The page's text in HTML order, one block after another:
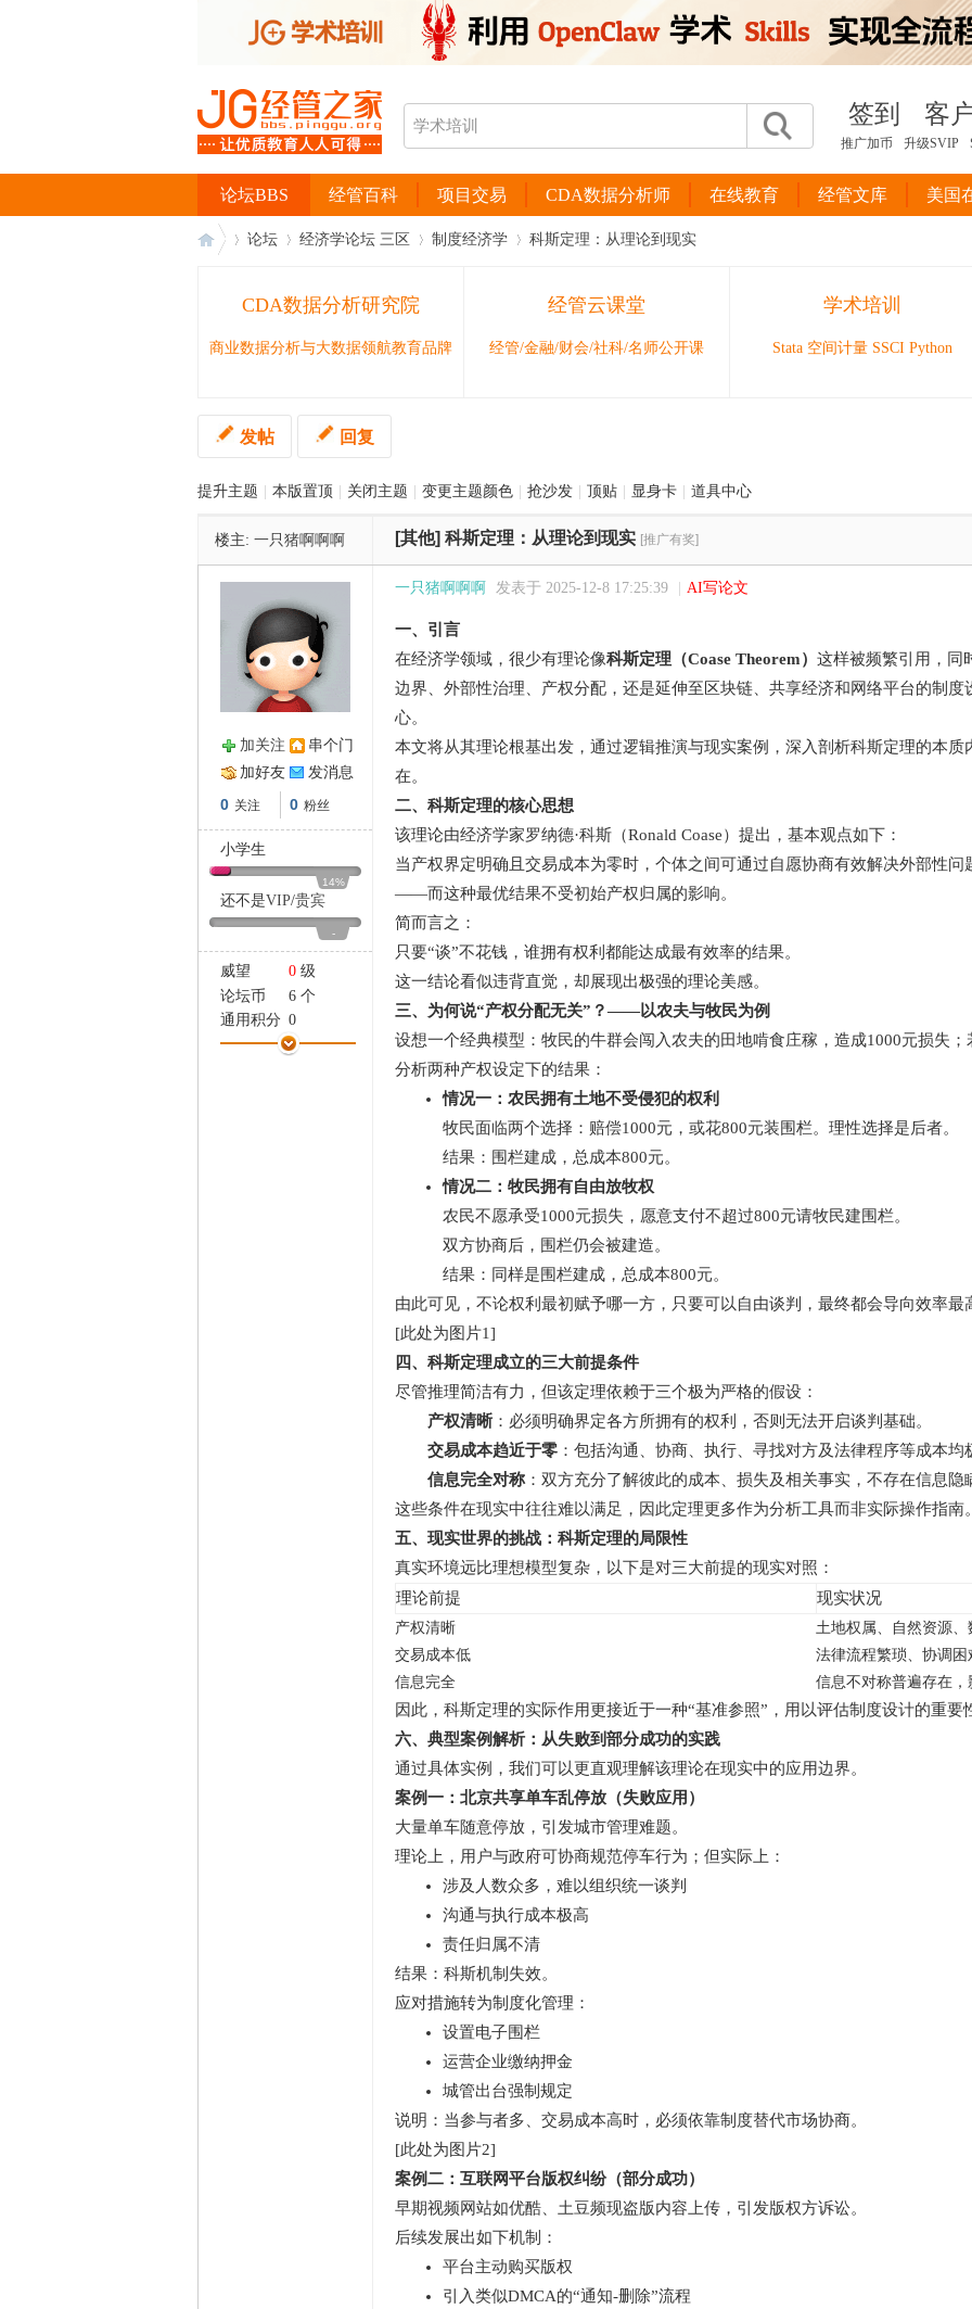
签到 客
推广加币 升级SVIP
经管百科 项目交易 CDA数据分析师 在线教育 经管文库 美国
论坛BBS
论坛 经济学论坛 三区 制度经济学 科斯定理：从理论到现实
CDA数据分析研究院
商业数据分析与大数据领航教育品牌
经管云课堂
经管/金融/财会/社科/名师公开课
学术培训
Stata 空间计量 SSCI Python
发帖 回复
提升主题 本版置顶 关闭主题 变更主题颜色 抢沙发 顶贴 显身卡 道具中心
楼主: 一只猪啊啊啊 [其他] 科斯定理：从理论到现实 [推广有奖]
加关注
串个门
加好友
发消息
0 关注 0 粉丝
小学生
14%
还不是VIP/贵宾
-
威望 0 级
论坛币
6 个
通用积分 0
学术水平
0 点
一只猪啊啊啊 发表于 2025-12-8 17:25:39 AI写论文
一、引言
在经济学领域，很少有理论像科斯定理（Coase Theorem） 这样被频繁引用，同
边界、外部性治理、产权分配，还是延伸至区块链、共享经济和网络平台的制
心。
本文将从其理论根基出发，通过逻辑推演与现实案例，深入剖析科斯定理的本
在。
二、科斯定理的核心思想
该理论由经济学家罗纳德·科斯（Ronald Coase）提出，基本观点如下：
当产权界定明确且交易成本为零时，个体之间可通过自愿协商有效解决外部性
——而这种最优结果不受初始产权归属的影响。
简而言之：
只要“谈”不花钱，谁拥有权利都能达成最有效率的结果。
这一结论看似违背直觉，却展现出极强的理论美感。
三、为何说“产权分配无关”？——以农夫与牧民为例
设想一个经典模型：牧民的牛群会闯入农夫的田地啃食庄稼，造成1000元损失
分析两种产权设定下的结果：
情况一：农民拥有土地不受侵犯的权利
牧民面临两个选择：赔偿1000元，或花800元装围栏。理性选择是后者。
结果：围栏建成，总成本800元。
情况二：牧民拥有自由放牧权
农民不愿承受1000元损失，愿意支付不超过800元请牧民建围栏。
双方协商后，围栏仍会被建造。
结果：同样是围栏建成，总成本800元。
由此可见，不论权利最初赋予哪一方，只要可以自由谈判，最终都会导向效率最
[此处为图片1]
四、科斯定理成立的三大前提条件
尽管推理简洁有力，但该定理依赖于三个极为严格的假设：
产权清晰 ：必须明确界定各方所拥有的权利，否则无法开启谈判基础。
交易成本趋近于零 ：包括沟通、协商、执行、寻找对方及法律程序等成本均
信息完全对称：双方充分了解彼此的成本、损失及相关事实，不存在信息隐
这些条件在现实中往往难以满足，因此定理更多作为分析工具而非实际操作指南
五、现实世界的挑战：科斯定理的局限性
真实环境远比理想模型复杂，以下是对三大前提的现实对照：
理论前提
现实状况
产权清晰
土地权属、自然资源
交易成本低
法律流程繁琐、协调
信息完全
信息不对称普遍存在
因此，科斯定理的实际作用更接近于一种“基准参照”，用以评估制度设计的重要
六、典型案例解析：从失败到部分成功的实践
通过具体实例，我们可以更直观理解该理论在现实中的应用边界。
案例一：北京共享单车乱停放（失败应用）
大量单车随意停放，引发城市管理难题。
理论上，用户与政府可协商规范停车行为；但实际上：
涉及人数众多，难以组织统一谈判
沟通与执行成本极高
责任归属不清
结果：科斯机制失效。
应对措施转为制度化管理：
设置电子围栏
运营企业缴纳押金
城管出台强制规定
说明：当参与者多、交易成本高时，必须依靠制度替代市场协商。
[此处为图片2]
案例二：互联网平台版权纠纷（部分成功）
早期视频网站如优酷、土豆频现盗版内容上传，引发版权方诉讼。
后续发展出如下机制：
平台主动购买版权
引入类似DMCA的“通知-删除”流程